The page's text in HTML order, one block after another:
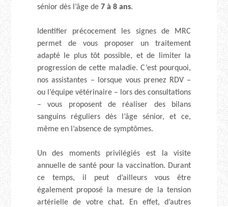
sénior dès l’âge de 7 à 8 ans.
Identifier précocement les signes de MRC
permet de vous proposer un traitement
adapté le plus tôt possible, et de limiter la
progression de cette maladie. C’est pourquoi,
nos assistantes – lorsque vous prenez RDV –
ou l’équipe vétérinaire – lors des consultations
– vous proposent de réaliser des bilans
sanguins réguliers dès l’âge sénior, et ce,
même en l’absence de symptômes.
Un des moments privilégiés est la visite
annuelle de santé pour la vaccination. Durant
ce temps, il peut d’ailleurs vous être
également proposé la mesure de la tension
artérielle de votre chat. En effet, d’autres